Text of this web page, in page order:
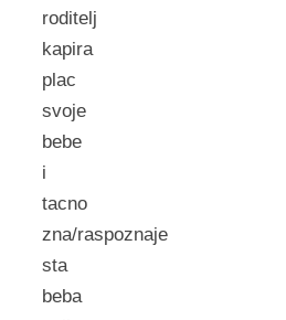
roditelj
kapira
plac
svoje
bebe
i
tacno
zna/raspoznaje
sta
beba